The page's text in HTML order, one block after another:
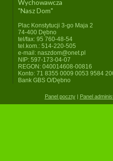
Wychowawcza
"Nasz Dom"
Plac Konstytucji 3-go Maja 2
74-400 Dębno
tel/fax: 95 760-48-54
tel.kom.: 514-220-505
e-mail: naszdom@onet.pl
NIP: 597-173-04-07
REGON: 040014608-00816
Konto: 71 8355 0009 0053 9584
Bank GBS O/Dębno
Panel poczty| Panel